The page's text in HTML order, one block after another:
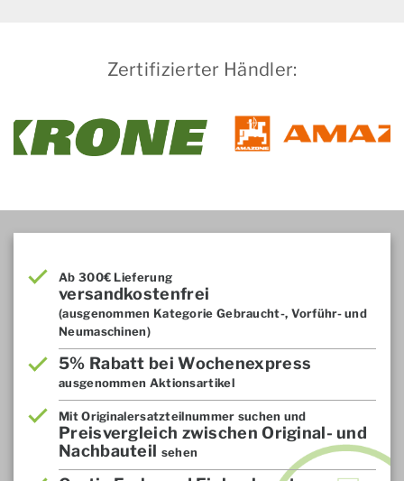
Zertifizierter Händler:
Ab 300€ Lieferung
versandkostenfrei
(ausgenommen Kategorie Gebraucht-, Vorführ- und
Neumaschinen)
5% Rabatt bei Wochenexpress
ausgenommen Aktionsartikel
Mit Originalersatzteilnummer suchen und
Preisvergleich zwischen Original- und
Nachbauteil sehen